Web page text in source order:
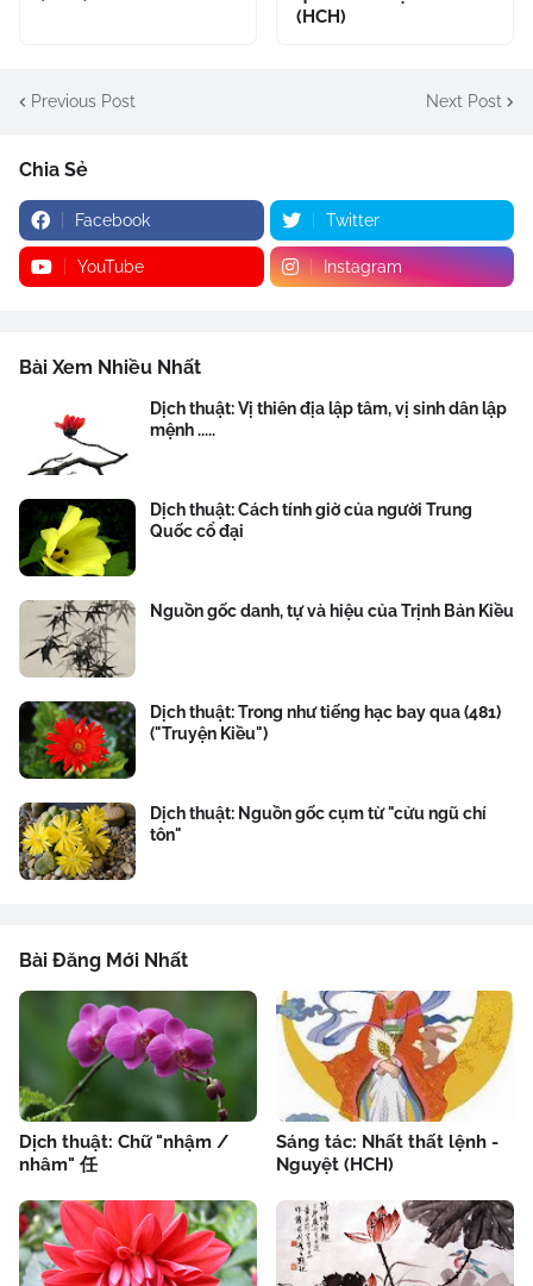
(HCH)
Previous Post Next Post
Chia Sẻ
Facebook Twitter
YouTube Instagram
Bài Xem Nhiều Nhất
Dịch thuật: Vị thiên địa lập tâm, vị sinh dân lập
mệnh .....
Dịch thuật: Cách tính giờ của người Trung
Quốc cổ đại
Nguồn gốc danh, tự và hiệu của Trịnh Bản Kiều
Dịch thuật: Trong như tiếng hạc bay qua (481)
("Truyện Kiều")
Dịch thuật: Nguồn gốc cụm từ "cửu ngũ chí
tôn"
Bài Đăng Mới Nhất
Dịch thuật: Chữ "nhậm /
nhâm" 任
Sáng tác: Nhất thất lệnh -
Nguyệt (HCH)